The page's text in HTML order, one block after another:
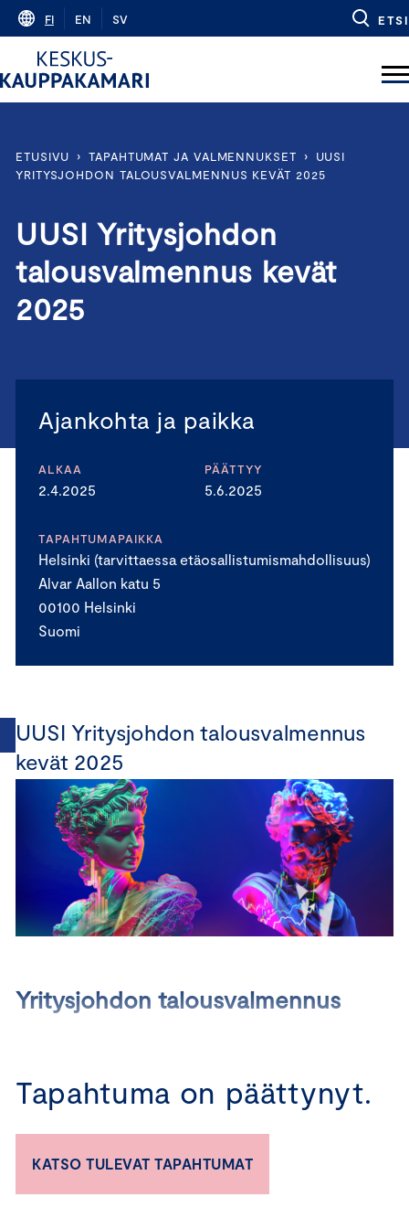
Skip
content
FI EN SV ETSI
ETUSIVU › TAPAHTUMAT JA VALMENNUKSET ›
UUSI
YRITYSJOHDON TALOUSVALMENNUS KEVÄT 2025
UUSI Yritysjohdon
talousvalmennus kevät
2025
Ajankohta ja paikka
ALKAA
2.4.2025
PÄÄTTYY
5.6.2025
TAPAHTUMAPAIKKA
Helsinki (tarvittaessa etäosallistumismahdollisuus)
Alvar Aallon katu 5
00100 Helsinki
Suomi
UUSI Yritysjohdon talousvalmennus
kevät 2025
Yritysjohdon talousvalmennus
Toimitko johtotehtävissä ja haluaisit syventää
talousosaamistasi? Haluatko oppia ymmärtämään
yrityksesi taloudellista tilannetta ja tekemään parempia
Tapahtuma on päättynyt.
KATSO TULEVAT TAPAHTUMAT